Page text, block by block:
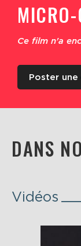
Ce film n'a
Poster
DANS
Vidéos